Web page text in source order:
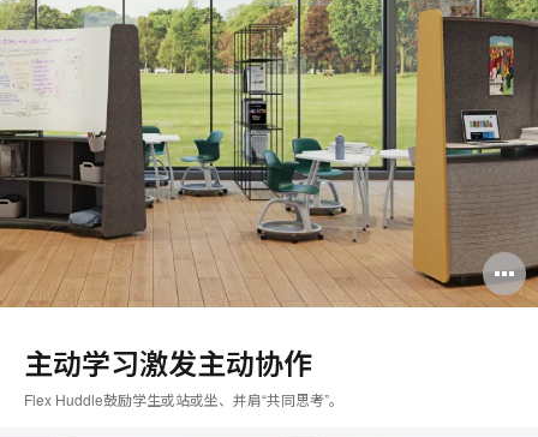
主动学习激发主动协作
Flex Huddle鼓励学生或站或坐、并肩“共同思考”。